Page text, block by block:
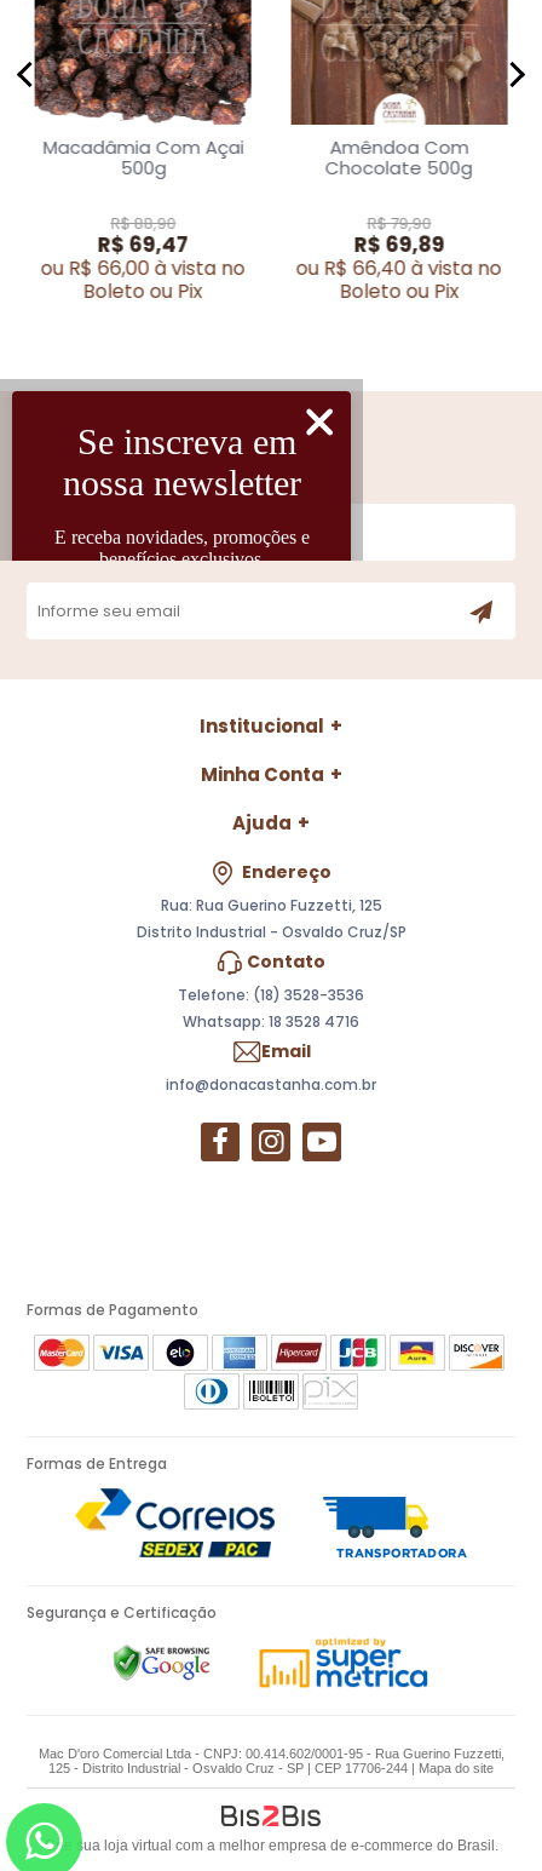
Macadâmia Com Açai
500g
R$ 88,90
R$ 69,47
ou R$ 66,00 à vista no
Boleto ou Pix
Amêndoa Com
Chocolate 500g
R$ 79,90
R$ 69,89
ou R$ 66,40 à vista no
Boleto ou Pix
Cadastre-se
Fique por dentro das novidades
Institucional
Minha Conta
Ajuda
Endereço
Rua: Rua Guerino Fuzzetti, 125
Distrito Industrial - Osvaldo Cruz/SP
Contato
Telefone: (18) 3528-3536
Whatsapp: 18 3528 4716
Email
info@donacastanha.com.br
Formas de Pagamento
Formas de Entrega
Segurança e Certificação
Mac D'oro Comercial Ltda - CNPJ: 00.414.602/0001-95 - Rua Guerino Fuzzetti,
125 - Distrito Industrial - Osvaldo Cruz - SP | CEP 17706-244 | Mapa do site
Crie sua loja virtual com a melhor empresa de e-commerce do Brasil.